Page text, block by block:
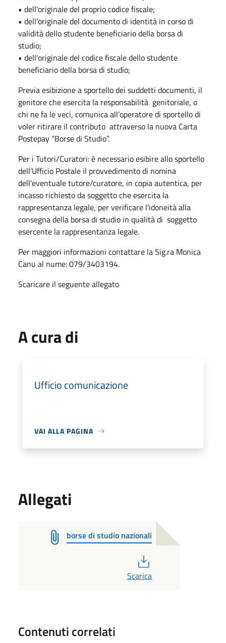
• dell'originale del proprio codice fiscale;
• dell'originale del documento di identità in corso di
validità dello studente beneficiario della borsa di
studio;
• dell'originale del codice fiscale dello studente
beneficiario della borsa di studio;
Previa esibizione a sportello dei suddetti documenti, il
genitore che esercita la responsabilità genitoriale, o
chi ne fa le veci, comunica all’operatore di sportello di
voler ritirare il contributo attraverso la nuova Carta
Postepay “Borse di Studio”.
Per i Tutori/Curatori: è necessario esibire allo sportello
dell'Ufficio Postale il provvedimento di nomina
dell'eventuale tutore/curatore, in copia autentica, per
incasso richiesto da soggetto che esercita la
rappresentanza legale, per verificare l'idoneità alla
consegna della borsa di studio in qualità di soggetto
esercente la rappresentanza legale.
Per maggiori informazioni contattare la Sig.ra Monica
Canu al nume: 079/3403194.
Scaricare il seguente allegato
A cura di
Ufficio comunicazione
VAI ALLA PAGINA
Allegati
borse di studio nazionali
Scarica
Contenuti correlati